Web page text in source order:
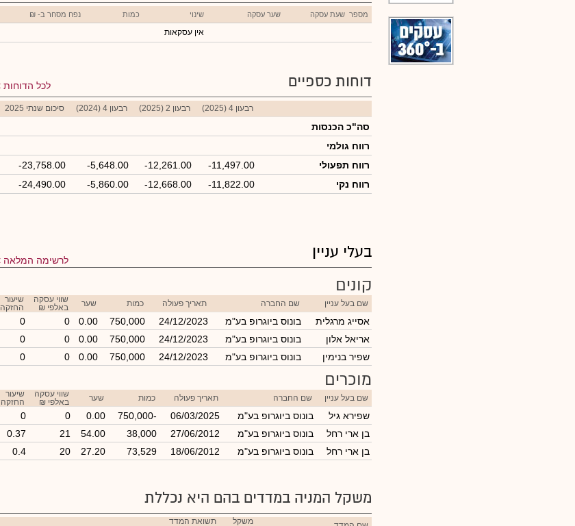
מספר שעת עסקה שער עסקה שינוי כמות נפח מסחר ב- ₪
אין עסקאות
דוחות כספיים לכל הדוחות
רבעון 4 (2025) רבעון 2 (2025) רבעון 4 (2024) סיכום שנתי 2025
סה"כ הכנסות
רווח גולמי
רווח תפעולי
-11,497.00
-12,261.00
-5,648.00
-23,758.00
רווח נקי
-11,822.00
-12,668.00
-5,860.00
-24,490.00
בעלי עניין לרשימה המלאה
קונים
שם בעל עניין שם החברה תאריך פעולה כמות שער
שווי עסקה
באלפי ₪
שיעור
החזקה
אסייג מרגלית בונוס ביוגרופ בע"מ 24/12/2023
750,000
0.00
0
0
אריאל אלון
בונוס ביוגרופ בע"מ 24/12/2023
750,000
0.00
0
0
שפיר בנימין
בונוס ביוגרופ בע"מ 24/12/2023
750,000
0.00
0
0
מוכרים
שם בעל עניין שם החברה תאריך פעולה כמות שער
שווי עסקה
באלפי ₪
שיעור
החזקה
שפירא גיל בונוס ביוגרופ בע"מ 06/03/2025
-750,000
0.00
0
0
בן ארי רחל
בונוס ביוגרופ בע"מ 27/06/2012
38,000
54.00
21
0.37
בן ארי רחל
בונוס ביוגרופ בע"מ 18/06/2012
73,529
27.20
20
0.4
משקל המניה במדדים בהם היא נכללת
משקל
תשואת המדד